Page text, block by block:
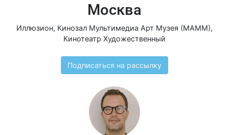
Москва
Иллюзион, Кинозал Мультимедиа Арт Музея (МАММ),
Кинотеатр Художественный
Подписаться на рассылку